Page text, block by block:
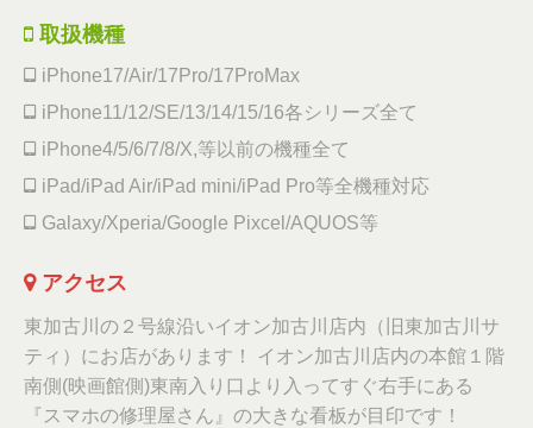
取扱機種
iPhone17/Air/17Pro/17ProMax
iPhone11/12/SE/13/14/15/16各シリーズ全て
iPhone4/5/6/7/8/X,等以前の機種全て
iPad/iPad Air/iPad mini/iPad Pro等全機種対応
Galaxy/Xperia/Google Pixcel/AQUOS等
アクセス
東加古川の２号線沿いイオン加古川店内（旧東加古川サ
ティ）にお店があります！ イオン加古川店内の本館１階
南側(映画館側)東南入り口より入ってすぐ右手にある
『スマホの修理屋さん』の大きな看板が目印です！